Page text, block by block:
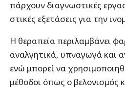
πάρχουν διαγνωστικές
στικές εξετάσεις για την
Η θεραπεία περιλαμβάνει
αναλγητικά, υπναγωγά και
ενώ μπορεί να
μέθοδοι όπως ο βελονισμός